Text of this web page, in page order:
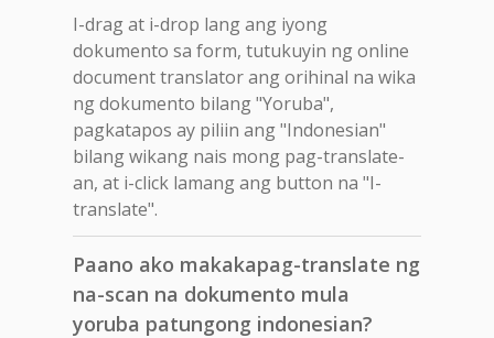
I-drag at i-drop lang ang iyong
dokumento sa form, tutukuyin ng online
document translator ang orihinal na wika
ng dokumento bilang "Yoruba",
pagkatapos ay piliin ang "Indonesian"
bilang wikang nais mong pag-translate-
an, at i-click lamang ang button na "I-
translate".
Paano ako makakapag-translate ng
na-scan na dokumento mula
yoruba patungong indonesian?